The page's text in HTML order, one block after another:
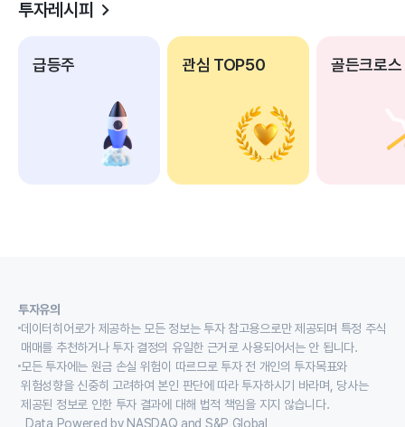
투자레시피
급등주 관심 TOP50 골든크로스
투자유의
데이터히어로가 제공하는 모든 정보는 투자 참고용으로만 제공되며 특정 주식
매매를 추천하거나 투자 결정의 유일한 근거로 사용되어서는 안 됩니다.
모든 투자에는 원금 손실 위험이 따르므로 투자 전 개인의 투자목표와
위험성향을 신중히 고려하여 본인 판단에 따라 투자하시기 바라며, 당사는
제공된 정보로 인한 투자 결과에 대해 법적 책임을 지지 않습니다.
Data Powered by NASDAQ and S&P Global